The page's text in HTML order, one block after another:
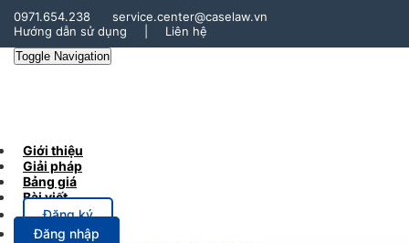
0971.654.238
service.center@caselaw.vn
Hướng dẫn sử dụng
Liên hệ
Toggle Navigation
Giới thiệu
Giải pháp
Bảng giá
Bài viết
Đăng ký
Đăng nhập